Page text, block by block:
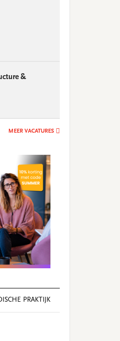
&
MEER VACATURES
PRAKTIJK